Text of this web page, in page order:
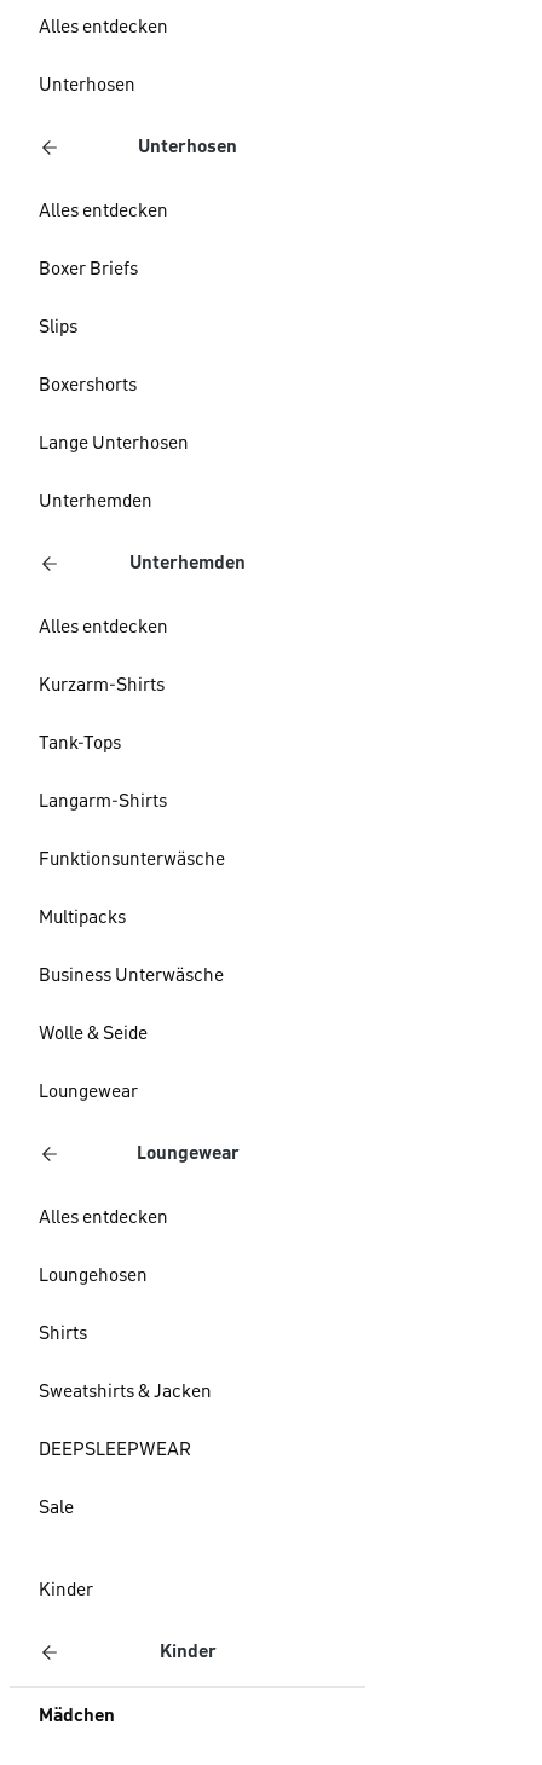
Alles entdecken
Unterhosen
Unterhosen
Alles entdecken
Boxer Briefs
Slips
Boxershorts
Lange Unterhosen
Unterhemden
Unterhemden
Alles entdecken
Kurzarm-Shirts
Tank-Tops
Langarm-Shirts
Funktionsunterwäsche
Multipacks
Business Unterwäsche
Wolle & Seide
Loungewear
Loungewear
Alles entdecken
Loungehosen
Shirts
Sweatshirts & Jacken
DEEPSLEEPWEAR
Sale
Kinder
Kinder
Mädchen